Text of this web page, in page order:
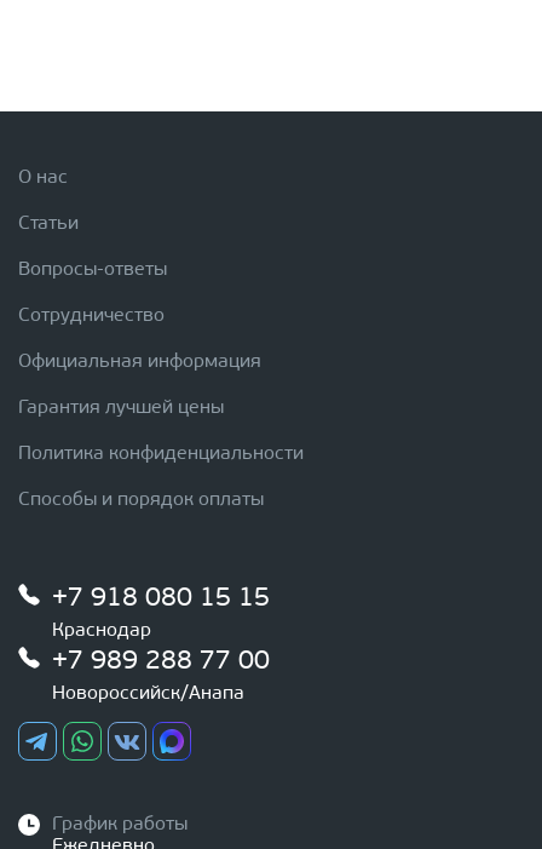
О нас
Статьи
Вопросы-ответы
Сотрудничество
Официальная информация
Гарантия лучшей цены
Политика конфиденциальности
Способы и порядок оплаты
+7 918 080 15 15
Краснодар
+7 989 288 77 00
Новороссийск/Анапа
График работы